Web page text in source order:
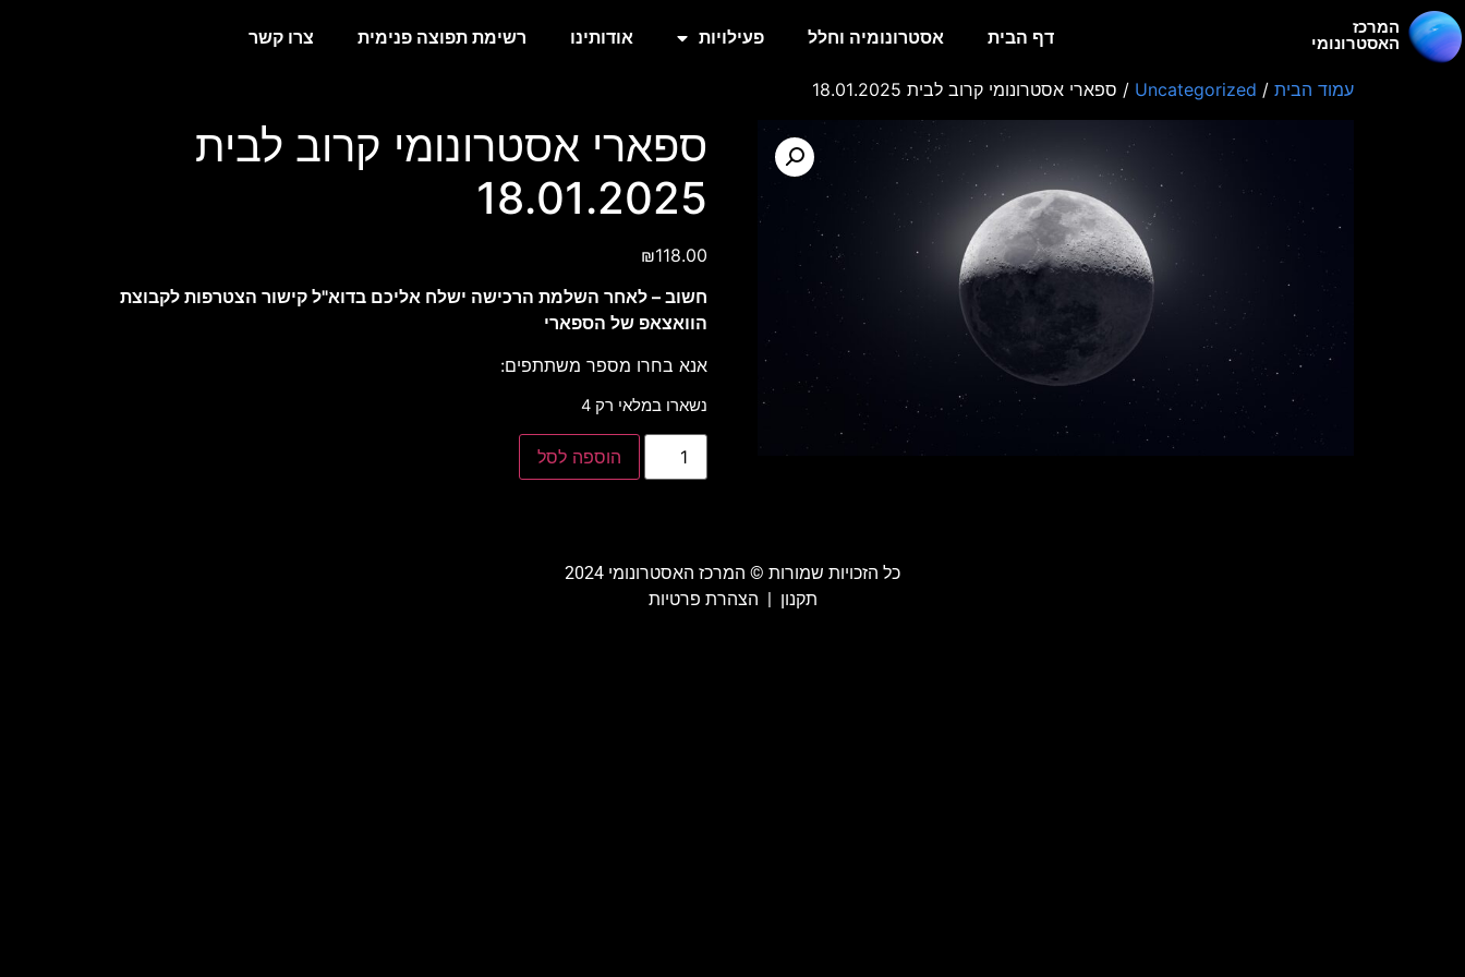
המרכז
האסטרונומי
דף הבית אסטרונומיה וחלל פעילויות אודותינו רשימת תפוצה פנימית צרו קשר
עמוד הבית /
Uncategorized / ספארי אסטרונומי קרוב לבית 18.01.2025
ספארי אסטרונומי קרוב לבית
18.01.2025
₪118.00
חשוב – לאחר השלמת הרכישה ישלח אליכם בדוא"ל קישור הצטרפות לקבוצת
הוואצאפ של הספארי
אנא בחרו מספר משתתפים:
נשארו במלאי רק 4
הוספה לסל
כל הזכויות שמורות ©️ המרכז האסטרונומי 2024
תקנון | הצהרת פרטיות